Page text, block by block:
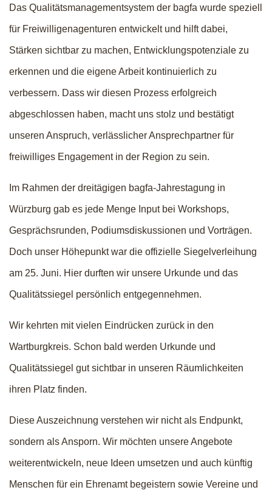
Das Qualitätsmanagementsystem der bagfa wurde speziell
für Freiwilligenagenturen entwickelt und hilft dabei,
Stärken sichtbar zu machen, Entwicklungspotenziale zu
erkennen und die eigene Arbeit kontinuierlich zu
verbessern. Dass wir diesen Prozess erfolgreich
abgeschlossen haben, macht uns stolz und bestätigt
unseren Anspruch, verlässlicher Ansprechpartner für
freiwilliges Engagement in der Region zu sein.
Im Rahmen der dreitägigen bagfa-Jahrestagung in
Würzburg gab es jede Menge Input bei Workshops,
Gesprächsrunden, Podiumsdiskussionen und Vorträgen.
Doch unser Höhepunkt war die offizielle Siegelverleihung
am 25. Juni. Hier durften wir unsere Urkunde und das
Qualitätssiegel persönlich entgegennehmen.
Wir kehrten mit vielen Eindrücken zurück in den
Wartburgkreis. Schon bald werden Urkunde und
Qualitätssiegel gut sichtbar in unseren Räumlichkeiten
ihren Platz finden.
Diese Auszeichnung verstehen wir nicht als Endpunkt,
sondern als Ansporn. Wir möchten unsere Angebote
weiterentwickeln, neue Ideen umsetzen und auch künftig
Menschen für ein Ehrenamt begeistern sowie Vereine und